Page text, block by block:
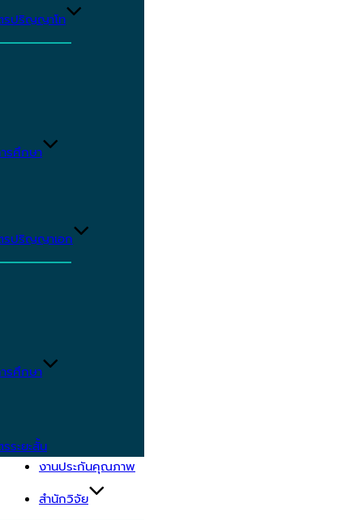
รปริญญาโท
รศึกษา
รปริญญาเอก
รศึกษา
ระยะสั้น
งานประกันคุณภาพ
สำนักวิจัย